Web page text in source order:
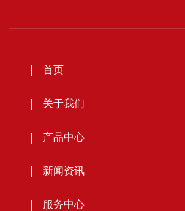
首页
关于我们
产品中心
新闻资讯
服务中心